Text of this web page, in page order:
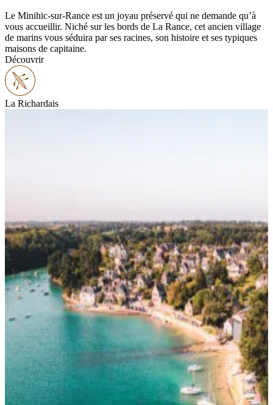
Le Minihic-sur-Rance est un joyau préservé qui ne demande qu’à
vous accueillir. Niché sur les bords de La Rance, cet ancien village
de marins vous séduira par ses racines, son histoire et ses typiques
maisons de capitaine.
Découvrir
La Richardais